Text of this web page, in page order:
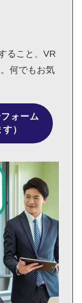
ること、VR
何でもお気
ォーム
）